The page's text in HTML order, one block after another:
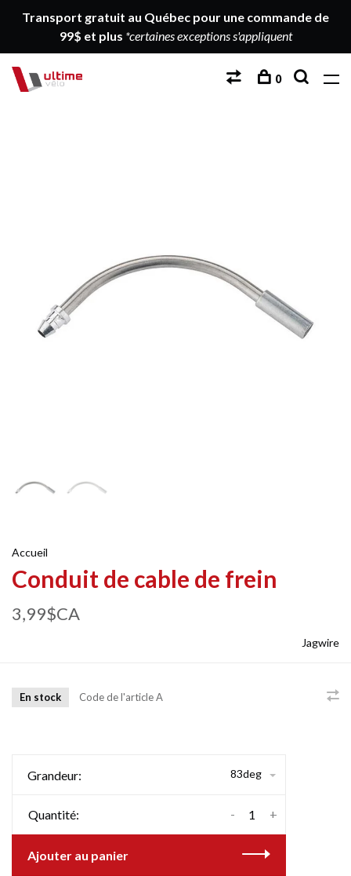
Transport gratuit au Québec pour une commande de
99$ et plus *certaines exceptions s'appliquent
0
Accueil
Conduit de cable de frein
3,99$CA
Jagwire
En stock Code de l'articleA
Grandeur: 83deg
Quantité: +
-
Ajouter au panier